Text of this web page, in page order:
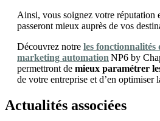
Ainsi, vous soignez votre réputation
passeront mieux auprès de vos
Découvrez notre les fonctionnalités
marketing automation NP6 by
permettront de mieux paramétrer
de votre entreprise et d’en optimiser
Actualités associées